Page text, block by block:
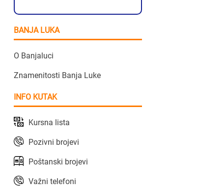
BANJA LUKA
O Banjaluci
Znamenitosti Banja Luke
INFO KUTAK
Kursna lista
Pozivni brojevi
Poštanski brojevi
Važni telefoni